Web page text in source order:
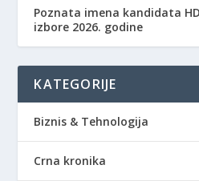
Poznata imena kandidata
izbore 2026. godine
KATEGORIJE
Biznis & Tehnologija
Crna kronika